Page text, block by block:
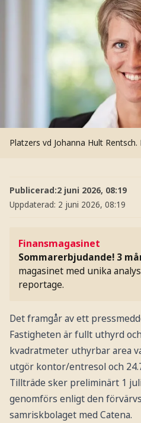
Platzers vd Johanna Hult Rentsch.
Publicerad:2 juni 2026, 08:19
Uppdaterad: 2 juni 2026, 08:19
Finansmagasinet
Sommarerbjudande! 3
magasinet med unika
reportage.
Det framgår av ett
Fastigheten är fullt uthyrd
kvadratmeter uthyrbar area
utgör kontor/entresol och
Tillträde sker preliminärt 1
genomförs enligt den
samriskbolaget med Catena.